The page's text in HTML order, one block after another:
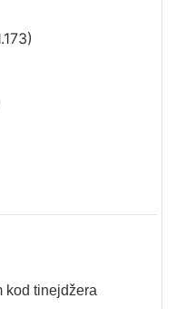
kod tinejdžera